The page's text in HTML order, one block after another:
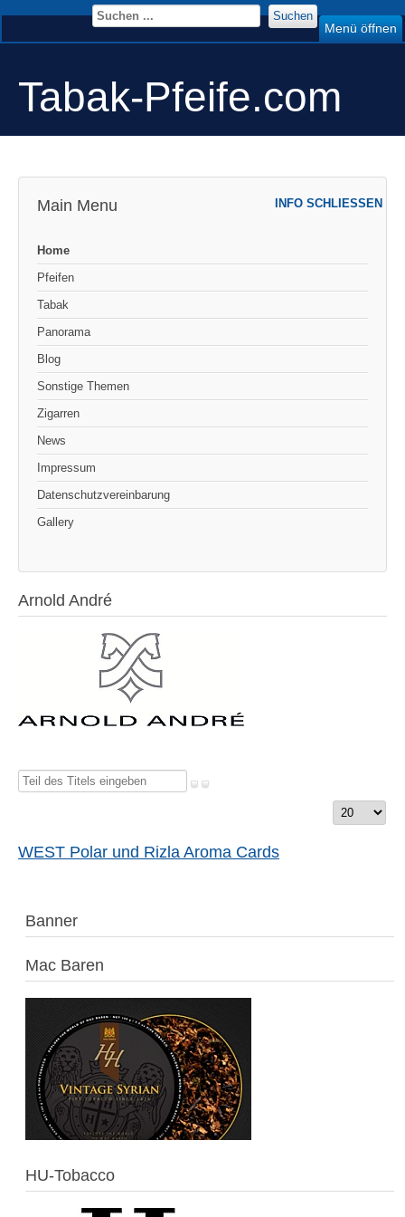
Tabak-Pfeife.com
Suchen
Menü öffnen
Main Menu
Home
Pfeifen
Tabak
Panorama
Blog
Sonstige Themen
Zigarren
News
Impressum
Datenschutzvereinbarung
Gallery
Arnold André
Teil
eingeben
Anzeige
WEST Polar und Rizla Aroma Cards
INFO SCHLIESSEN
Banner
Mac Baren
HU-Tobacco